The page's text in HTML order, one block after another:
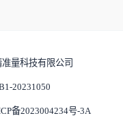
量科技有限公司
20231050
备2023004234号-3A